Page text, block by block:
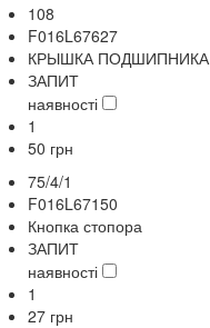
108
F016L67627
КРЫШКА ПОДШИПНИКА
ЗАПИТ
наявності
1
50 грн
75/4/1
F016L67150
Кнопка стопора
ЗАПИТ
наявності
1
27 грн